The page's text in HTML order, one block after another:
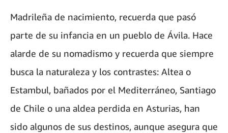
Madrileña de nacimiento, recuerda que pasó
parte de su infancia en un pueblo de Ávila. Hace
alarde de su nomadismo y recuerda que siempre
busca la naturaleza y los contrastes: Altea o
Estambul, bañados por el Mediterráneo, Santiago
de Chile o una aldea perdida en Asturias, han
sido algunos de sus destinos, aunque asegura que